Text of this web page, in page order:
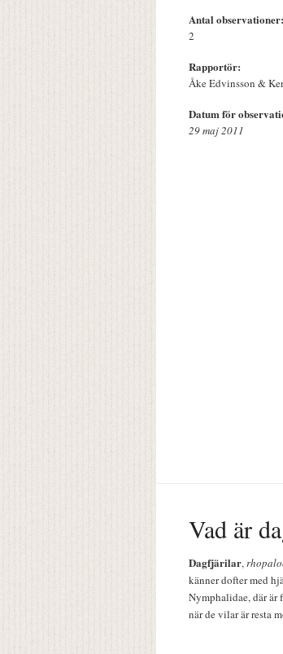
Antal observationer:
2
Rapportör:
Åke Edvinsson &
Datum för
29 maj 2011
Vad är
Dagfjärilar,
känner dofter med
Nymphalidae, där är
när de vilar är resta